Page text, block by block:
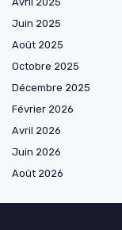
Juin 2025
Août 2025
Octobre 2025
Décembre 2025
Février 2026
Avril 2026
Juin 2026
Août 2026